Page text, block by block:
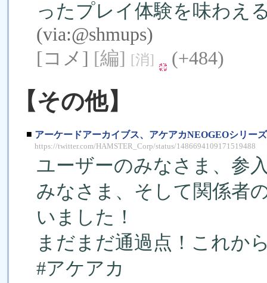
ったプレイ体験を味わえ
(via:@shmups)
[コメ] [編] [消] (+484)
【その他】
■ アーケードアーカイブス、アケアカNEOGEOシリー
https://twitter.com/HAMSTER_Corp/status/1486694109171519488
ユーザーのみなさま、参
みなさま、そして関係者
いました！
まだまだ通過点！これか
#アケアカ